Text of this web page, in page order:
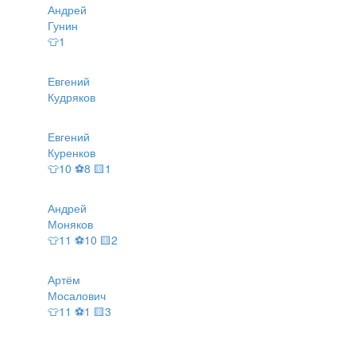
Андрей
Гунин
👕1
Евгений
Кудряков
Евгений
Куренков
👕10 ⚽8 🟨1
Андрей
Моняков
👕11 ⚽10 🟨2
Артём
Мосалович
👕11 ⚽1 🟨3